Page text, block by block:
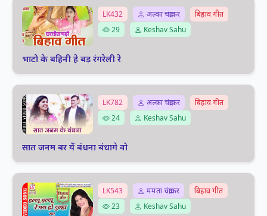
LK432 अल्का चंद्राकर
बिहाव गीत
29
Keshav Sahu
भाटो के बहिनी हे बड़ रंगरेली रे
LK782 अल्का चंद्राकर
बिहाव गीत
24
Keshav Sahu
सात जनम बर यें बंधना बंधागे वो
LK543 ममता चंद्राकर
बिहाव गीत
23
Keshav Sahu